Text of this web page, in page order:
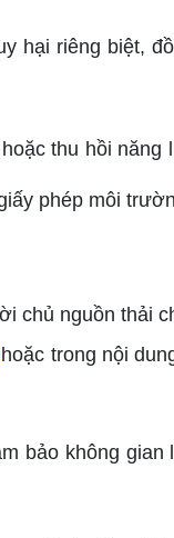
hại riêng biệt,
thu hồi
phép môi
chủ nguồn thải
hoặc trong nội
bảo không